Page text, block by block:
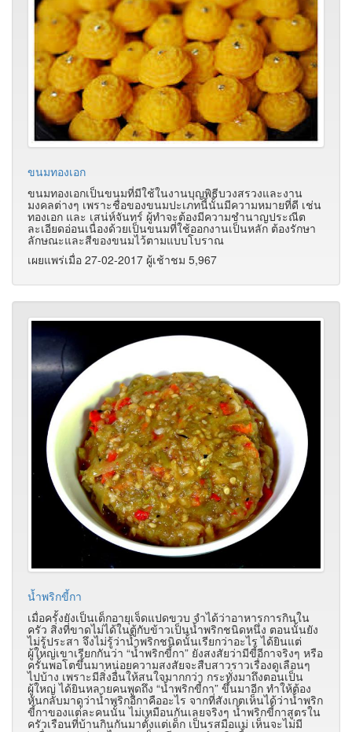
ขนมทองเอก
ขนมทองเอกเป็นขนมที่มีใช้ในงานบุญพิธีบวงสรวงและงาน
มงคลต่างๆ เพราะชื่อของขนมปะเภทนี้นั้นมีความหมายที่ดี เช่น
ทองเอก และ เสน่ห์จันทร์ ผู้ทำจะต้องมีความชำนาญประณีต
ละเอียดอ่อนเนื่องด้วยเป็นขนมที่ใช้ออกงานเป็นหลัก ต้องรักษา
ลักษณะและสีของขนมไว้ตามแบบโบราณ
เผยแพร่เมื่อ 27-02-2017 ผู้เช้าชม 5,967
น้ำพริกขี้กา
เมื่อครั้งยังเป็นเด็กอายุเจ็ดแปดขวบ จำได้ว่าอาหารการกินใน
ครัว สิ่งที่ขาดไม่ได้ในตู้กับข้าวเป็นน้ำพริกชนิดหนึ่ง ตอนนั้นยัง
ไม่รู้ประสา จึงไม่รู้ว่าน้ำพริกชนิดนั้นเรียกว่าอะไร ได้ยินแต่
ผู้ใหญ่เขาเรียกกันว่า “น้ำพริกขี้กา” ยังสงสัยว่ามีขี้อีกาจริงๆ หรือ
ครั้นพอโตขึ้นมาหน่อยความสงสัยจะสืบสาวราวเรื่องดูเลือนๆ
ไปบ้าง เพราะมีสิ่งอื่นให้สนใจมากกว่า กระทั่งมาถึงตอนเป็น
ผู้ใหญ่ ได้ยินหลายคนพูดถึง “น้ำพริกขี้กา” ขึ้นมาอีก ทำให้ต้อง
หันกลับมาดูว่าน้ำพริกอีกาคืออะไร จากที่สังเกตเห็นได้ว่าน้ำพริก
ขี้กาของแต่ละคนนั้น ไม่เหมือนกันเลยจริงๆ น้ำพริกขี้กาสูตรใน
ครัวเรือนที่บ้านกินกันมาตั้งแต่เด็ก เป็นรสมือแม่ เห็นจะไม่มี